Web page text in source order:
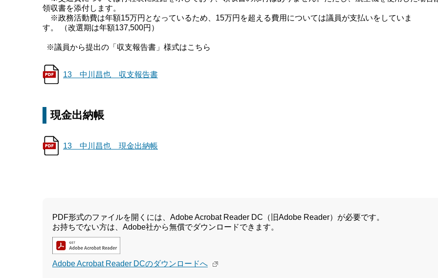
領収書を添付します。
※政務活動費は年額15万円となっているため、15万円を超える費用については議員が支払いをしていま
す。 （改選期は年額137,500円）
※議員から提出の「収支報告書」様式はこちら
13 中川昌也 収支報告書
現金出納帳
13 中川昌也 現金出納帳
PDF形式のファイルを開くには、Adobe Acrobat Reader DC（旧Adobe Reader）が必要です。
お持ちでない方は、Adobe社から無償でダウンロードできます。
Adobe Acrobat Reader DCのダウンロードへ